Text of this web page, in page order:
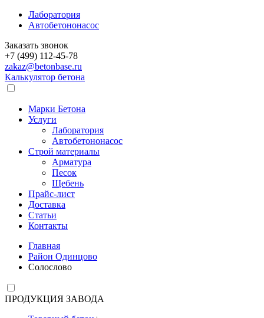
Лаборатория
Автобетононасос
Заказать звонок
+7 (499) 112-45-78
zakaz@betonbase.ru
Калькулятор бетона
Марки Бетона
Услуги
Лаборатория
Автобетононасос
Строй материалы
Арматура
Песок
Щебень
Прайс-лист
Доставка
Статьи
Контакты
Главная
Район Одинцово
Солослово
ПРОДУКЦИЯ ЗАВОДА